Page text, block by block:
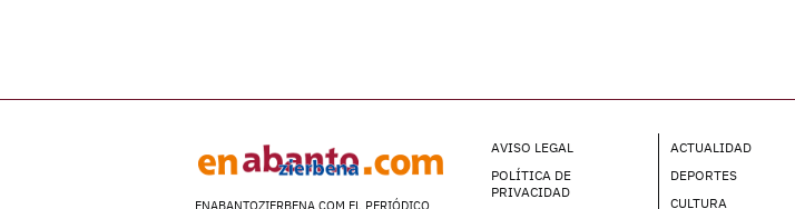
ENABANTOZIERBENA.COM EL PERIÓDICO
AVISO LEGAL
POLÍTICA DE
PRIVACIDAD
ACTUALIDAD
DEPORTES
CULTURA